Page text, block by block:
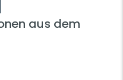
aus dem